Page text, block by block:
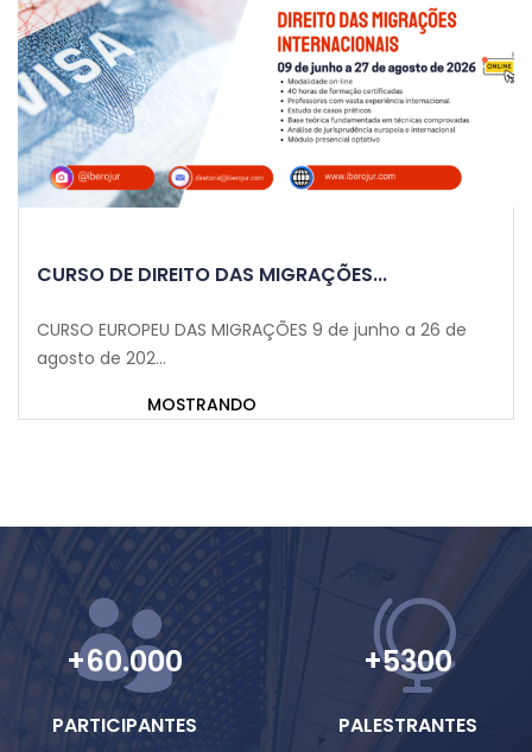
CURSO DE DIREITO DAS MIGRAÇÕES...
CURSO EUROPEU DAS MIGRAÇÕES 9 de junho a 26 de
agosto de 202...
MOSTRANDO
+60.000
PARTICIPANTES
+5300
PALESTRANTES